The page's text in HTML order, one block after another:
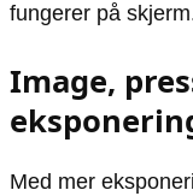
fungerer på
Image,
Med mer